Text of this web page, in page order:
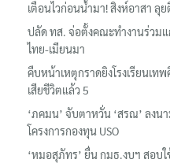
เตือนไวก่อนน้ำมา! สิงห์อาสา ลุ
ปลัด ทส. จ่อตั้งคณะทำงานร่ว
ไทย-เมียนมา
คืบหน้าเหตุกราดยิงโรงเรียนเ
เสียชีวิตแล้ว 5
‘ภคมน’ จับตาหวั่น ‘สรณ’ ลง
โครงการกองทุน USO
‘หมอสุภัทร’ ยื่น กมธ.งบฯ สอบ